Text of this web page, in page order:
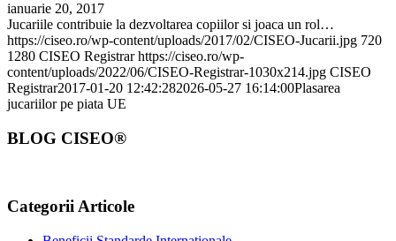
ianuarie 20, 2017
Jucariile contribuie la dezvoltarea copiilor si joaca un rol…
https://ciseo.ro/wp-content/uploads/2017/02/CISEO-Jucarii.jpg 720
1280 CISEO Registrar https://ciseo.ro/wp-
content/uploads/2022/06/CISEO-Registrar-1030x214.jpg CISEO
Registrar2017-01-20 12:42:282026-05-27 16:14:00Plasarea
jucariilor pe piata UE
BLOG CISEO®
Categorii Articole